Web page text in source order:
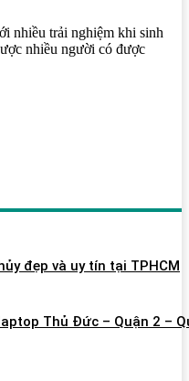
nhiều trải nghiệm khi sinh
nhiều người có được
đẹp và uy tín tại TPHCM
Thủ Đức – Quận 2 –